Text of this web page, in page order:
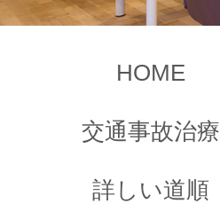
HOME
交通事故治療
詳しい道順